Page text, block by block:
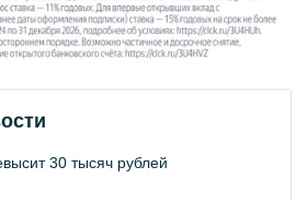
30 тысяч рублей